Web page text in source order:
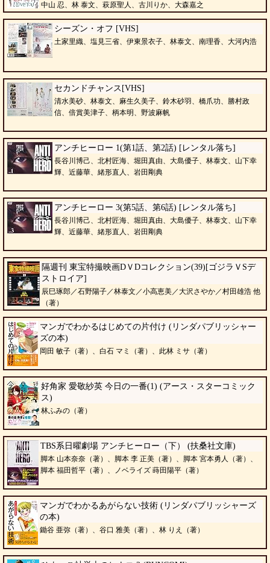
中山 忍、林 泰文、萩原聖人、古川りか、大森嘉之
シーズン・オフ [VHS]
土家里織、塩見三省、伊東景衣子、林泰文、南理香、大河内浩
セカンドチャンス[VHS]
清水美砂、林泰文、麻生久美子、鈴木砂羽、橋爪功、勝村政
信、倍賞美津子、柄本明、野波麻帆
アンチヒーロー 1(第1話、第2話) [レンタル落ち]
長谷川博己、北村匠海、堀田真由、大島優子、林泰文、山下幸
輝、近藤華、緒形直人、岩田剛典
アンチヒーロー 3(第5話、第6話) [レンタル落ち]
長谷川博己、北村匠海、堀田真由、大島優子、林泰文、山下幸
輝、近藤華、緒形直人、岩田剛典
隔週刊 東宝特撮映画DＶDコレクション(39)[ゴジラＶSデ
ストロイア]
辰巳琢郎／石野陽子／林泰文／小高恵美／大沢さやか／村田雄浩 他
（著）
マンガでわかるはじめての片付け (リンダパブリッシャー
ズの本)
岡田 敏子（著）、白石 マミ（著）、此林 ミサ（著）
好角家 愛敬紗英 今日の一番(1) (アース・スターコミック
ス)
林ふみの（著）
TBS系日曜劇場 アンチヒーロー（下） (扶桑社文庫)
脚本 山本奈奈（著）、脚本 李 正美（著）、脚本 宮本勇人（著）、
脚本 福田哲平（著）、ノベライズ 蒔田陽平（著）
マンガでわかるあがらない技術 (リンダパブリッシャーズ
の本)
鋤谷 亜弥（著）、谷口 雅美（著）、林 りえ（著）